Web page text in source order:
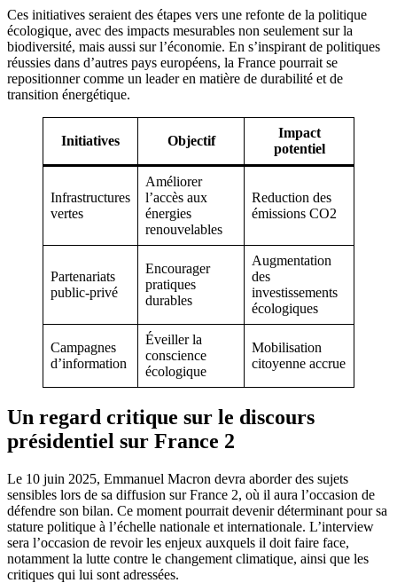
Ces initiatives seraient des étapes vers une refonte de la politique
écologique, avec des impacts mesurables non seulement sur la
biodiversité, mais aussi sur l’économie. En s’inspirant de politiques
réussies dans d’autres pays européens, la France pourrait se
repositionner comme un leader en matière de durabilité et de
transition énergétique.
Initiatives Objectif
Impact
potentiel
Infrastructures
vertes
Améliorer
l’accès aux
énergies
renouvelables
Reduction des
émissions CO2
Partenariats
public-privé
Encourager
pratiques
durables
Augmentation
des
investissements
écologiques
Campagnes
d’information
Éveiller la
conscience
écologique
Mobilisation
citoyenne accrue
Un regard critique sur le discours
présidentiel sur France 2
Le 10 juin 2025, Emmanuel Macron devra aborder des sujets
sensibles lors de sa diffusion sur France 2, où il aura l’occasion de
défendre son bilan. Ce moment pourrait devenir déterminant pour sa
stature politique à l’échelle nationale et internationale. L’interview
sera l’occasion de revoir les enjeux auxquels il doit faire face,
notamment la lutte contre le changement climatique, ainsi que les
critiques qui lui sont adressées.